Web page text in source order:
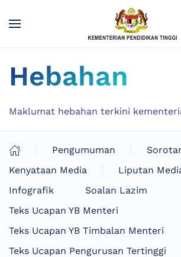
Hebahan
Maklumat hebahan terkini
Pengumuman
Kenyataan Media
Liputan
Infografik
Soalan Lazim
Teks Ucapan YB Menteri
Teks Ucapan YB Timbalan Menteri
Teks Ucapan Pengurusan Tertinggi